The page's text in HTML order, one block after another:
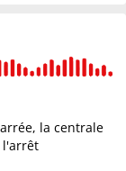
la centrale
l'arrêt